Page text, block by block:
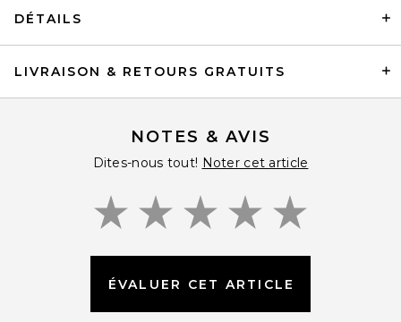
Solar Eclipse Hand-Painted
Brush
DÉTAILS
LIVRAISON & RETOURS GRATUITS
NOTES & AVIS
Dites-nous tout! Noter cet article
ÉVALUER CET ARTICLE